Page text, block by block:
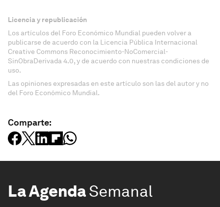
Licencia y republicación
Los artículos del Foro Económico Mundial pueden volver a
publicarse de acuerdo con la Licencia Pública Internacional
Creative Commons Reconocimiento-NoComercial-
SinObraDerivada 4.0, y de acuerdo con nuestras condiciones de
uso.
Las opiniones expresadas en este artículo son las del autor y no
del Foro Económico Mundial.
Comparte:
La AgendaSemanal